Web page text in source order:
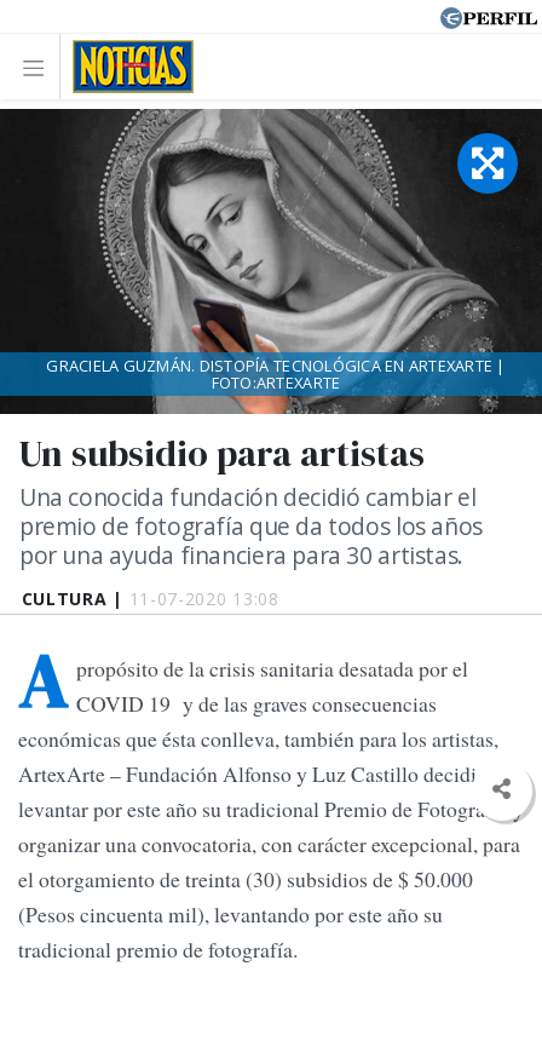
CULTURA | 11-07-2020 13:08
Un subsidio para artistas
Una conocida fundación decidió cambiar el
premio de fotografía que da todos los años
por una ayuda financiera para 30 artistas.
GRACIELA GUZMÁN. DISTOPÍA TECNOLÓGICA EN ARTEXARTE |
FOTO:ARTEXARTE
A propósito de la crisis sanitaria desatada por el
COVID 19 y de las graves consecuencias
económicas que ésta conlleva, también para los artistas,
ArtexArte – Fundación Alfonso y Luz Castillo decidió
levantar por este año su tradicional Premio de Fotografía y
organizar una convocatoria, con carácter excepcional, para
el otorgamiento de treinta (30) subsidios de $ 50.000
(Pesos cincuenta mil), levantando por este año su
tradicional premio de fotografía.